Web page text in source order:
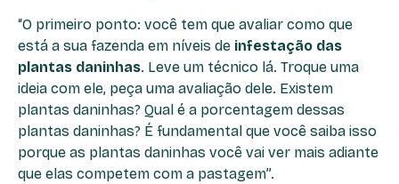
“O primeiro ponto: você tem que avaliar como que
está a sua fazenda em níveis de infestação das
plantas daninhas. Leve um técnico lá. Troque uma
ideia com ele, peça uma avaliação dele. Existem
plantas daninhas? Qual é a porcentagem dessas
plantas daninhas? É fundamental que você saiba isso
porque as plantas daninhas você vai ver mais adiante
que elas competem com a pastagem”.